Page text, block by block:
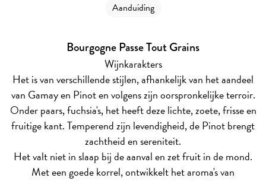
Aanduiding
Bourgogne Passe Tout Grains
Wijnkarakters
Het is van verschillende stijlen, afhankelijk van het aandeel
van Gamay en Pinot en volgens zijn oorspronkelijke terroir.
Onder paars, fuchsia's, het heeft deze lichte, zoete, frisse en
fruitige kant. Temperend zijn levendigheid, de Pinot brengt
zachtheid en sereniteit.
Het valt niet in slaap bij de aanval en zet fruit in de mond.
Met een goede korrel, ontwikkelt het aroma's van